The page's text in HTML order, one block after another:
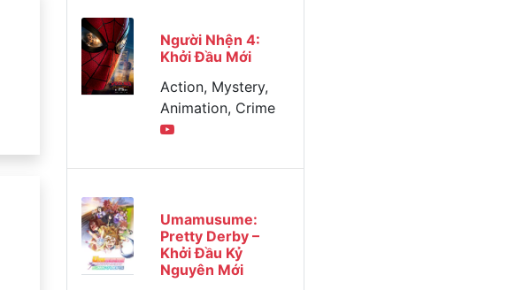
Người Nhện 4:
Khởi Đầu Mới
Action, Mystery,
Animation, Crime
Umamusume:
Pretty Derby –
Khởi Đầu Kỷ
Nguyên Mới